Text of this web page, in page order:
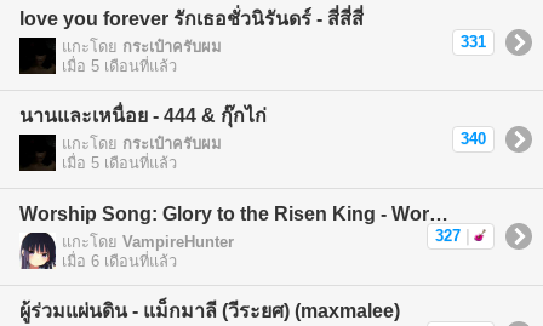
love you forever รักเธอชั่วนิรันดร์ - สี่สี่สี่
แกะโดย กระเป๋าครับผม
เมื่อ 5 เดือนที่แล้ว
331
นานและเหนื่อย - 444 & กุ๊กไก่
แกะโดย กระเป๋าครับผม
เมื่อ 5 เดือนที่แล้ว
340
Worship Song: Glory to the Risen King - Worship Song
แกะโดย VampireHunter
เมื่อ 6 เดือนที่แล้ว
327
ผู้ร่วมแผ่นดิน - แม็กมาลี (วีระยศ) (maxmalee)